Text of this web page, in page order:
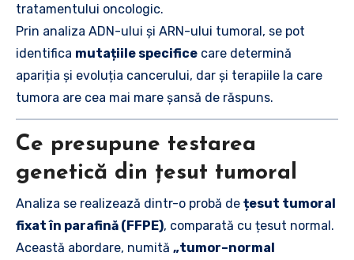
tratamentului oncologic.
Prin analiza ADN-ului și ARN-ului tumoral, se pot
identifica mutațiile specifice care determină
apariția și evoluția cancerului, dar și terapiile la care
tumora are cea mai mare șansă de răspuns.
Ce presupune testarea
genetică din țesut tumoral
Analiza se realizează dintr-o probă de țesut tumoral
fixat în parafină (FFPE), comparată cu țesut normal.
Această abordare, numită „tumor–normal